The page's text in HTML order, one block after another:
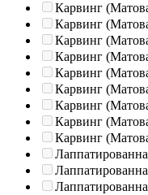
Карвинг
Карвинг
Карвинг
Карвинг
Карвинг
Карвинг
Карвинг
Карвинг
Карвинг